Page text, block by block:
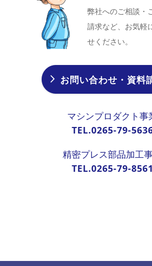
弊社へのご相談・
請求など、お気軽
せください。
お問い合わせ・資料
マシンプロダクト事
TEL.0265-79-
精密プレス部品加工
TEL.0265-79-8561